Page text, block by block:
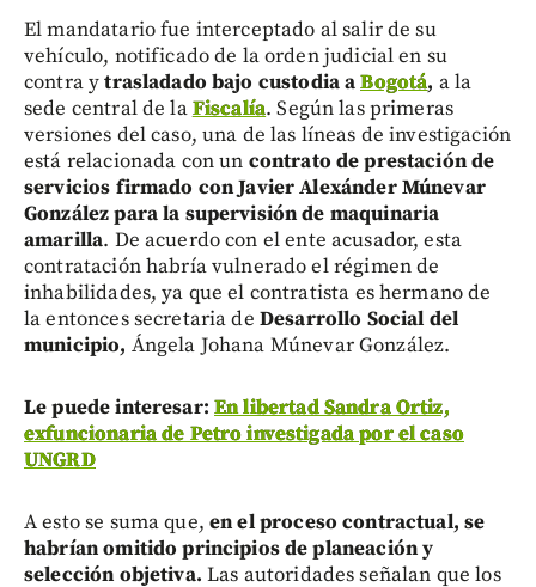
El mandatario fue interceptado al salir de su
vehículo, notificado de la orden judicial en su
contra ytrasladado bajo custodia aBogotá, a la
sede central de laFiscalía. Según las primeras
versiones del caso, una de las líneas de investigación
está relacionada con un contrato de prestación de
servicios firmado con Javier Alexánder Múnevar
González para la supervisión de maquinaria
amarilla. De acuerdo con el ente acusador, esta
contratación habría vulnerado el régimen de
inhabilidades, ya que el contratista es hermano de
la entonces secretaria de Desarrollo Social del
municipio, Ángela Johana Múnevar González.
Le puede interesar: En libertad Sandra Ortiz,
exfuncionaria de Petro investigada por el caso
UNGRD
A esto se suma que, en el proceso contractual, se
habrían omitido principios de planeación y
selección objetiva. Las autoridades señalan que los